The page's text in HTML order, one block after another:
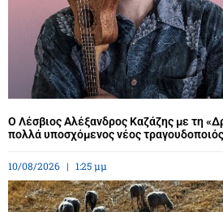
Ο Λέσβιος Αλέξανδρος Καζάζης με τη
πολλά υποσχόμενος νέος τραγουδοποιός
10/08/2026 1:25 μμ